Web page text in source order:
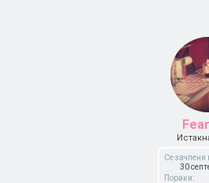
Се зачлени
30
Пораки: